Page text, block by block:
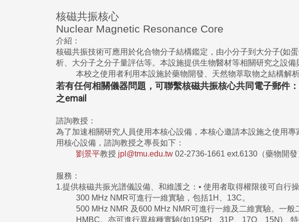
核磁共振核心
Nuclear Magnetic Resonance Core
介紹：
核磁共振技術可應用於化合物分子結構鑑定，由小分子到大分子(如
析、大分子之分子量評估等。本設施提供生物醫材等相關研究之設
本校之使用者利用本設施於藥物開發、天然物萃取物之結構解
若有任何相關儀器問題，可聯繫核磁共振核心共同電子郵件：
之email
諮詢教授：
為了加速相關研究人員使用本核心設備，本核心邀請本設施之使用
用核心設備，諮詢教授之專長如下：
劉景平教授 jpl@tmu.edu.tw 02-2736-1661 ext.6130（藥物開發
服務：
1.提供核磁共振光譜儀設備、和維護之：• 使用者取得權限後可自行操
300 MHz NMR可進行一維實驗，包括1H、13C。
500 MHz NMR 及600 MHz NMR可進行一維及二維實驗。一
HMBC。亦可進行異核種實驗(如195Pt、31P、17O、15N)、